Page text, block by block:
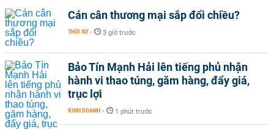
Cán cân thương mại sắp đổi chiều?
THỜI SỰ - 3 giờ trước
Bảo Tín Mạnh Hải lên tiếng phủ nhận
hành vi thao túng, găm hàng, đẩy giá,
trục lợi
KINH DOANH - 1 phút trước